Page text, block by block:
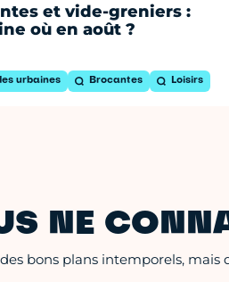
et vide-greniers :
où en août ?
urbaines Brocantes Loisirs
NE
bons plans intemporels,